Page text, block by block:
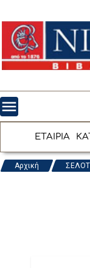
menu
ΕΤΑΙΡΙΑ
Αρχική